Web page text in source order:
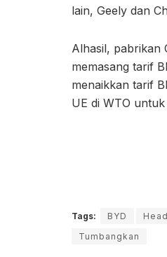
lain, Geely dan
Alhasil, pabrikan
memasang tarif
menaikkan tarif
UE di WTO
Tags: BYD
Tumbangkan